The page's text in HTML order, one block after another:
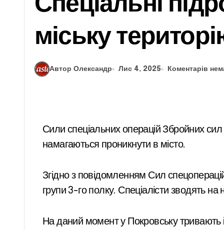
міську
Автор Олександр Лис 4, 2025 Коментарів
Сили спеціальних операцій Збройних сил України проводять розвідку в Покровську та здійснюють знищення ворожих одиниць, які
намагаються проникнути в місто.
Згідно з повідомленням Сил спецоперацій у соціальній мережі, було опубліковано відеозапис, що демонструє діяльність тактичної
групи 3-го полку. Спеціалісти зводять на
На даний момент у Покровську тривають